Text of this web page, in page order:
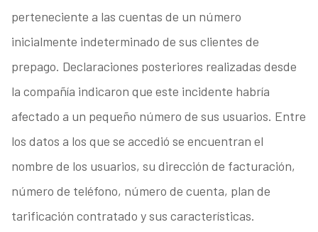
perteneciente a las cuentas de un número
inicialmente indeterminado de sus clientes de
prepago. Declaraciones posteriores realizadas desde
la compañía indicaron que este incidente habría
afectado a un pequeño número de sus usuarios. Entre
los datos a los que se accedió se encuentran el
nombre de los usuarios, su dirección de facturación,
número de teléfono, número de cuenta, plan de
tarificación contratado y sus características.